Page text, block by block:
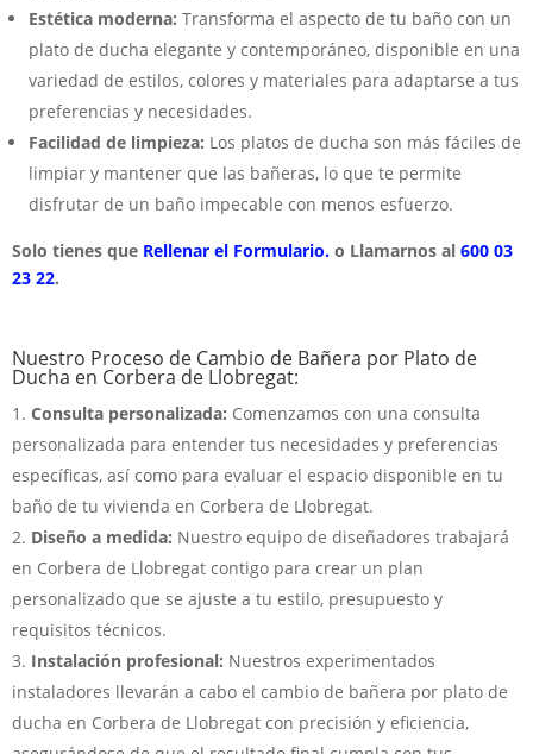
Estética moderna: Transforma el aspecto de tu baño con un
plato de ducha elegante y contemporáneo, disponible en una
variedad de estilos, colores y materiales para adaptarse a tus
preferencias y necesidades.
Facilidad de limpieza: Los platos de ducha son más fáciles de
limpiar y mantener que las bañeras, lo que te permite
disfrutar de un baño impecable con menos esfuerzo.
Solo tienes que Rellenar el Formulario. o Llamarnos al 600 03
23 22.
Nuestro Proceso de Cambio de Bañera por Plato de
Ducha en Corbera de Llobregat:
Consulta personalizada: Comenzamos con una consulta
personalizada para entender tus necesidades y preferencias
específicas, así como para evaluar el espacio disponible en tu
baño de tu vivienda en Corbera de Llobregat.
Diseño a medida: Nuestro equipo de diseñadores trabajará
en Corbera de Llobregat contigo para crear un plan
personalizado que se ajuste a tu estilo, presupuesto y
requisitos técnicos.
Instalación profesional: Nuestros experimentados
instaladores llevarán a cabo el cambio de bañera por plato de
ducha en Corbera de Llobregat con precisión y eficiencia,